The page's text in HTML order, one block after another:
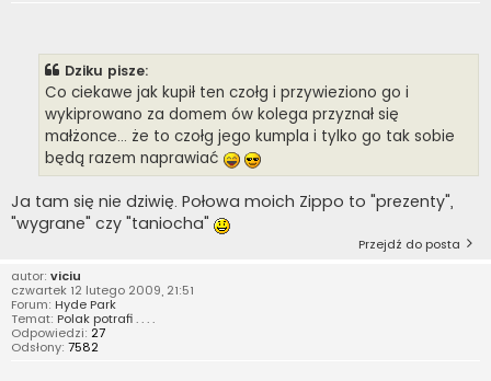
Dziku pisze:
Co ciekawe jak kupił ten czołg i przywieziono go i
wykiprowano za domem ów kolega przyznał się
małżonce... że to czołg jego kumpla i tylko go tak sobie
będą razem naprawiać
Ja tam się nie dziwię. Połowa moich Zippo to "prezenty",
"wygrane" czy "taniocha"
Przejdź do posta
autor: viciu
czwartek 12 lutego 2009, 21:51
Forum: Hyde Park
Temat: Polak potrafi . . . .
Odpowiedzi: 27
Odsłony: 7582